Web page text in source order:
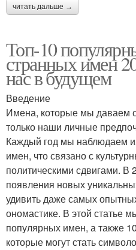
читать дальше →
Топ-10
странных имен
нас в будущем
Введение
Имена, которые мы даваем
только наши личные
Каждый год мы наблюдаем
имен, что связано с
политическими сдвигами.
появления новых
удивить даже самых
ономастике. В этой статье
популярных имен, а также
которые могут стать